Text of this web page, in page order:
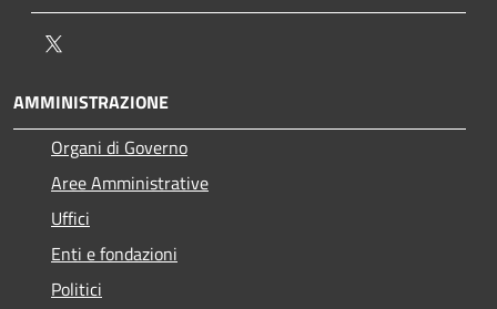
AMMINISTRAZIONE
Organi di Governo
Aree Amministrative
Uffici
Enti e fondazioni
Politici